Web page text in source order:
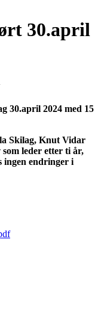
30.april
30.april 2024 med 15
Skilag, Knut Vidar
leder etter ti år,
ingen endringer i